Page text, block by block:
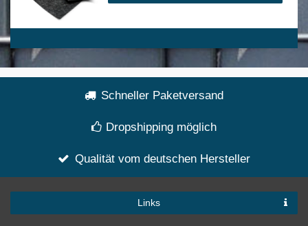
Schneller Paketversand
Dropshipping möglich
Qualität vom deutschen Hersteller
Links